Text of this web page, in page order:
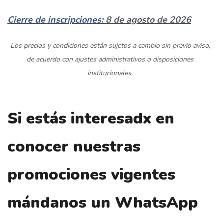
Cierre de inscripciones: 8 de agosto de 2026
Los precios y condiciones están sujetos a cambio sin previo aviso,
de acuerdo con ajustes administrativos o disposiciones
institucionales.
Si estás interesadx en
conocer nuestras
promociones vigentes
mándanos un WhatsApp